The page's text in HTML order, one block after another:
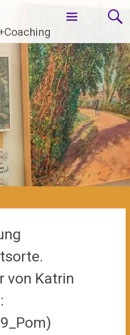
von Katrin